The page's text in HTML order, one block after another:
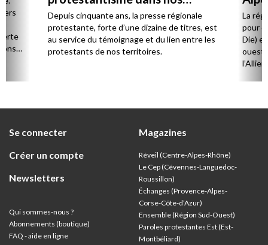
régions
Depuis cinquante ans, la presse régionale
protestante, forte d’une dizaine de titres, est
au service du témoignage et du lien entre les
protestants de nos territoires.
La
pour
Die)
ouest,
Se connecter
Créer un compte
Newsletters
Qui sommes-nous ?
Abonnements (boutique)
FAQ - aide en ligne
Magazines
Réveil (Centre-Alpes-Rhône)
Le Cep (Cévennes-Languedoc-
Roussillon)
Échanges (Provence-Alpes-
Corse-Côte-d’Azur)
Ensemble (Région Sud-Ouest)
Paroles protestantes Est (Est-
Montbéliard)